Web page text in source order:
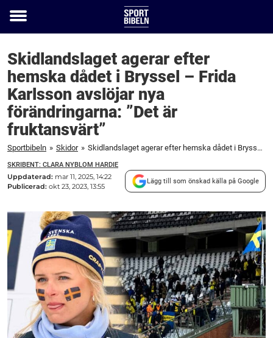
Toggle
Skidlandslaget agerar efter
hemska dådet i Bryssel – Frida
Karlsson avslöjar nya
förändringarna: ”Det är
fruktansvärt”
Sportbibeln » Skidor » Skidlandslaget agerar efter hemska dådet i Bryssel – Frida Karlsson avslöjar nya förändringarna: "Det är fruktansvärt"
SKRIBENT: CLARA NYBLOM HARDIE
Uppdaterad: mar 11, 2025, 14:22
Publicerad: okt 23, 2023, 13:55
Lägg till som önskad källa på Google